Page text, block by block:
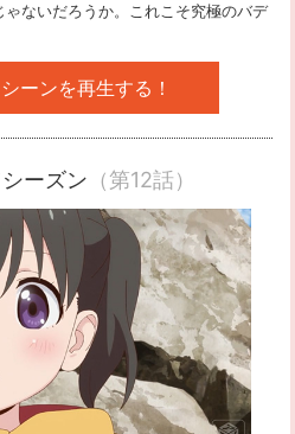
ないだろうか。これこそ究極のバデ
ーンを再生する！
ーズン （第12話）